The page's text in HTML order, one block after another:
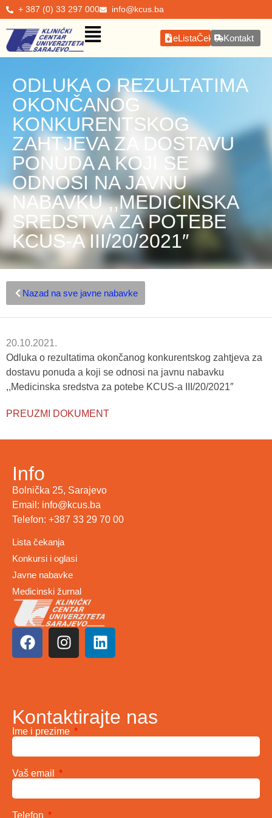
+ 387 (0) 33 297 000 info@kcus.ba
eListaČekanjaKontakt
ODLUKA O REZULTATIMA
OKONČANOG
KONKURENTSKOG
ZAHTJEVA ZA DOSTAVU
PONUDA A KOJI SE
ODNOSI NA JAVNU
NABAVKU ,,MEDICINSKA
SREDSTVA ZA POTEBE
KCUS-A III/20/2021″
Nazad na sve javne nabavke
20.10.2021.
Odluka o rezultatima okončanog konkurentskog zahtjeva za
dostavu ponuda a koji se odnosi na javnu nabavku
,,Medicinska sredstva za potebe KCUS-a III/20/2021″
PREUZMI DOKUMENT
Info
Bolnička 25, Sarajevo
Email: info@kcus.ba
Telefon: +387 33 29 70 00
Lista čekanja
Konkursi i oglasi
Javne nabavke
Medicinski žurnal
Kontaktirajte nas
Ime i prezime
Vaš email
Telefon